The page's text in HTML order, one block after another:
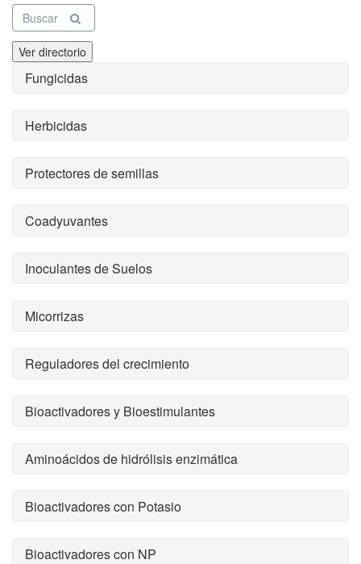
Buscar
Ver directorio
Fungicidas
Herbicidas
Protectores de semillas
Coadyuvantes
Inoculantes de Suelos
Micorrizas
Reguladores del crecimiento
Bioactivadores y Bioestimulantes
Aminoácidos de hidrólisis enzimática
Bioactivadores con Potasio
Bioactivadores con NP